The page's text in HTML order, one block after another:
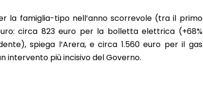
la famiglia-tipo nell’anno scorrevole (tra il primo
circa 823 euro per la bolletta elettrica (+68%
spiega l’Arera, e circa 1.560 euro per il gas
intervento più incisivo del Governo.